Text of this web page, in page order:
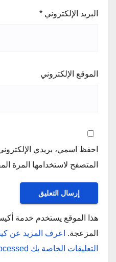
البريد الإلكتروني *
الموقع الإلكتروني
احفظ اسمي، بريدي
المتصفح لاستخدامها المرة
هذا الموقع يستخدم خدمة
المزعجة.
اعرف المزيد عن
التعليقات الخاصة بك processed